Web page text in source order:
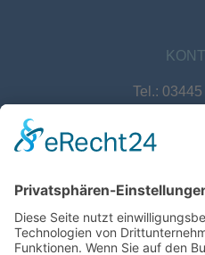
Tel.:
E-Mail:
Johann-
06618